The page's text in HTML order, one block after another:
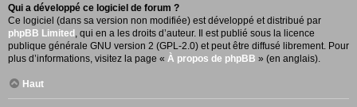
Qui a développé ce logiciel de forum ?
Ce logiciel (dans sa version non modifiée) est développé et distribué par
phpBB Limited , qui en a les droits d’auteur. Il est publié sous la licence
publique générale GNU version 2 (GPL-2.0) et peut être diffusé librement. Pour
plus d’informations, visitez la page « À propos de phpBB » (en anglais).
Haut